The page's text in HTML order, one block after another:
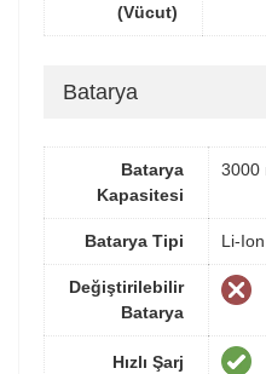
(Vücut)
Batarya
Batarya
Kapasitesi
3000
Batarya Tipi Li-
Değiştirilebilir
Batarya
Hızlı Şarj